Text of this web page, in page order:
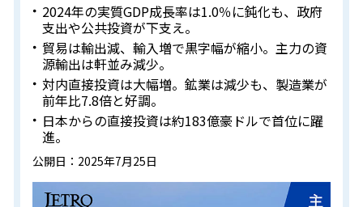
2024年の実質GDP成長率は1.0％に鈍化も、政府
支出や公共投資が下支え。
貿易は輸出減、輸入増で黒字幅が縮小。主力の資
源輸出は軒並み減少。
対内直接投資は大幅増。鉱業は減少も、製造業が
前年比7.8倍と好調。
日本からの直接投資は約183億豪ドルで首位に躍
進。
公開日：2025年7月25日